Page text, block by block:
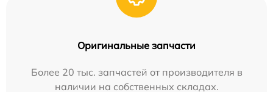
Оригинальные запчасти
Более 20 тыс. запчастей от производителя в
наличии на собственных складах.